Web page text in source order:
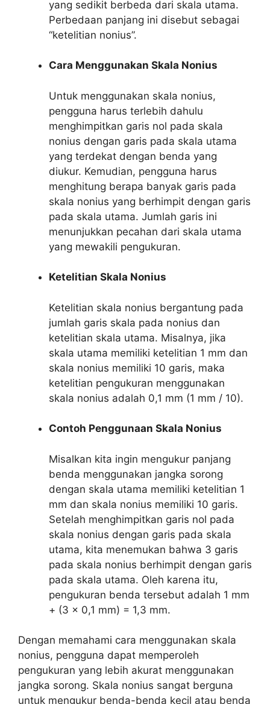
yang sedikit berbeda dari skala utama.
Perbedaan panjang ini disebut sebagai
“ketelitian nonius”.
Cara Menggunakan Skala Nonius
Untuk menggunakan skala nonius,
pengguna harus terlebih dahulu
menghimpitkan garis nol pada skala
nonius dengan garis pada skala utama
yang terdekat dengan benda yang
diukur. Kemudian, pengguna harus
menghitung berapa banyak garis pada
skala nonius yang berhimpit dengan garis
pada skala utama. Jumlah garis ini
menunjukkan pecahan dari skala utama
yang mewakili pengukuran.
Ketelitian Skala Nonius
Ketelitian skala nonius bergantung pada
jumlah garis skala pada nonius dan
ketelitian skala utama. Misalnya, jika
skala utama memiliki ketelitian 1 mm dan
skala nonius memiliki 10 garis, maka
ketelitian pengukuran menggunakan
skala nonius adalah 0,1 mm (1 mm / 10).
Contoh Penggunaan Skala Nonius
Misalkan kita ingin mengukur panjang
benda menggunakan jangka sorong
dengan skala utama memiliki ketelitian 1
mm dan skala nonius memiliki 10 garis.
Setelah menghimpitkan garis nol pada
skala nonius dengan garis pada skala
utama, kita menemukan bahwa 3 garis
pada skala nonius berhimpit dengan garis
pada skala utama. Oleh karena itu,
pengukuran benda tersebut adalah 1 mm
+ (3 x 0,1 mm) = 1,3 mm.
Dengan memahami cara menggunakan skala
nonius, pengguna dapat memperoleh
pengukuran yang lebih akurat menggunakan
jangka sorong. Skala nonius sangat berguna
untuk mengukur benda-benda kecil atau benda